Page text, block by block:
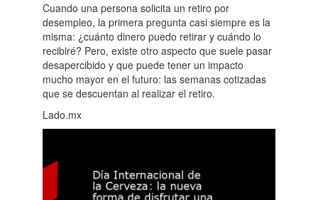
Cuando una persona solicita un retiro por
desempleo, la primera pregunta casi siempre es la
misma: ¿cuánto dinero puedo retirar y cuándo lo
recibiré? Pero, existe otro aspecto que suele pasar
desapercibido y que puede tener un impacto
mucho mayor en el futuro: las semanas cotizadas
que se descuentan al realizar el retiro.
Lado.mx